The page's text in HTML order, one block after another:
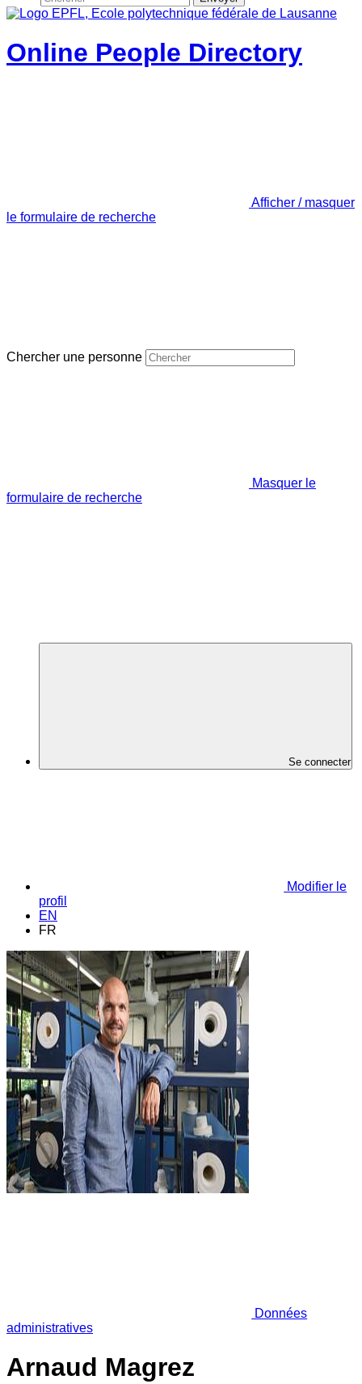
Online People Directory
Afficher / masquer
le formulaire de recherche
Chercher une personne
Masquer le
formulaire de recherche
Se connecter
Modifier le
profil
EN
FR
Données
administratives
Arnaud Magrez